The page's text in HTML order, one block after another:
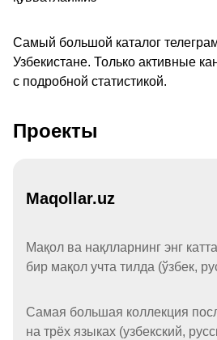
Самый большой каталог
Узбекистане. Только активные
с подробной статистикой.
Проекты
Maqollar.uz
Мақол ва нақлларнинг энг
бир мақол учта тилда (ўзбек,
Самая большая коллекция
на трёх языках (узбекский,